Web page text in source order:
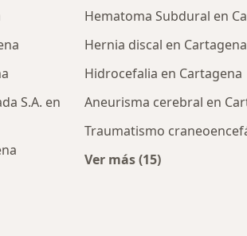
S.A. en
Hematoma Subdural en
Hernia discal en Cartagena
Hidrocefalia en Cartagena
Aneurisma cerebral en
Traumatismo
Ver más (15)